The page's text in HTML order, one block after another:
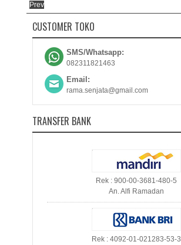
Prev
CUSTOMER TOKO
SMS/Whatsapp:
082311821463
Email:
rama.senjata@gmail.com
TRANSFER BANK
Rek : 900-00-3681-480-5
An. Alfi Ramadan
Rek : 4092-01-021283-53-3